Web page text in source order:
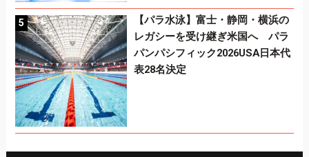
【パラ水泳】富士・静岡・横浜の
レガシーを受け継ぎ米国へ パラ
パンパシフィック2026USA日本代
表28名決定